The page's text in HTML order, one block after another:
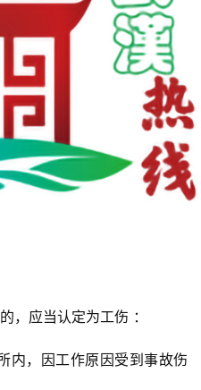
，应当认定为工伤 ：
内，因工作原因受到事故伤